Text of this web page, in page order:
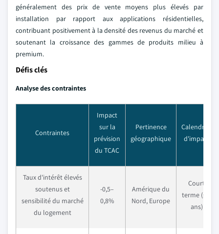
généralement des prix de vente moyens plus élevés par
installation par rapport aux applications résidentielles,
contribuant positivement à la densité des revenus du marché et
soutenant la croissance des gammes de produits milieu à
premium.
Défis clés
Analyse des contraintes
Contraintes
Impact
sur la
prévision
du TCAC
Pertinence
géographique
Calendrier
d'impact
Taux d'intérêt élevés
soutenus et
sensibilité du marché
du logement
-0,5–
0,8%
Amérique du
Nord, Europe
Court
terme (≤ 2
ans)